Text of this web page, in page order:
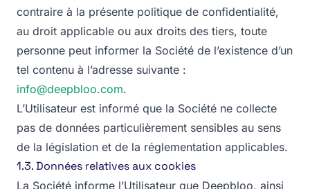
contraire à la présente politique de confidentialité,
au droit applicable ou aux droits des tiers, toute
personne peut informer la Société de l’existence d’un
tel contenu à l’adresse suivante :
info@deepbloo.com.
L’Utilisateur est informé que la Société ne collecte
pas de données particulièrement sensibles au sens
de la législation et de la réglementation applicables.
1.3. Données relatives aux cookies
La Société informe l’Utilisateur que Deepbloo, ainsi